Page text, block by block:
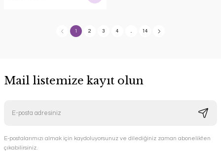
1 2 3 4 14
Mail listemize kayıt olun
E-postalarımızı almak için kaydoluyorsunuz ve dilediğiniz zaman abonelikten
çıkabilirsiniz.